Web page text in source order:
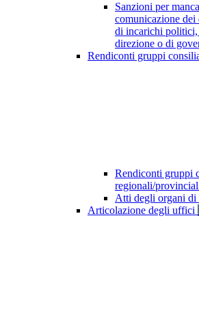
Sanzioni per
comunicazione dei
di incarichi
direzione o di
Rendiconti gruppi
Rendiconti gruppi
regionali/
Atti degli organi di
Articolazione degli uffici